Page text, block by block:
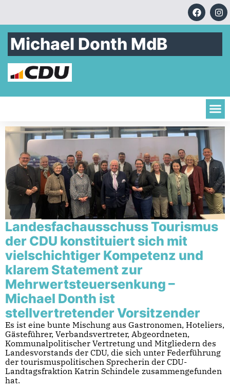
Michael Donth MdB
Landesfachausschuss Tourismus
der CDU konstituiert sich mit
vielschichtiger Kompetenz und
klarem Statement zur
Mehrwertsteuersenkung –
Michael Donth ist
stellvertretender Vorsitzender
Es ist eine bunte Mischung aus Gastronomen, Hoteliers,
Gästeführer, Verbandsvertreter, Abgeordneten,
Kommunalpolitischer Vertretung und Mitgliedern des
Landesvorstands der CDU, die sich unter Federführung
der tourismuspolitischen Sprecherin der CDU-
Landtagsfraktion Katrin Schindele zusammengefunden
hat.